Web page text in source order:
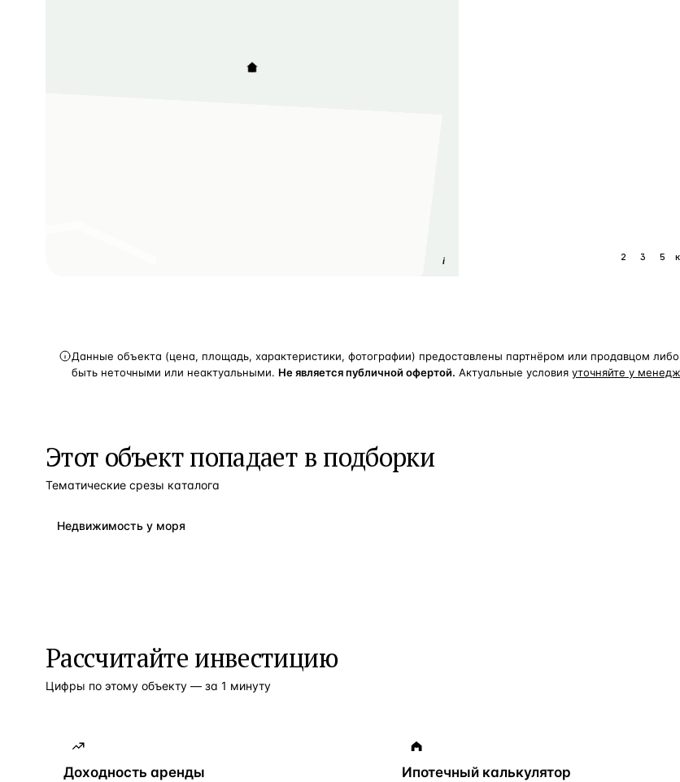
i 2 3 5
Данные объекта (цена, площадь, характеристики, фотографии) предоставлены партнёром или продавцом
быть неточными или неактуальными. Не является публичной офертой. Актуальные условия уточняйте у
Этот объект попадает в подборки
Тематические срезы каталога
Недвижимость у моря
Рассчитайте инвестицию
Цифры по этому объекту — за 1 минуту
Доходность аренды Ипотечный калькулятор